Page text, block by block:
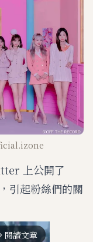
上公開了
引起粉絲們的關
閱讀文章